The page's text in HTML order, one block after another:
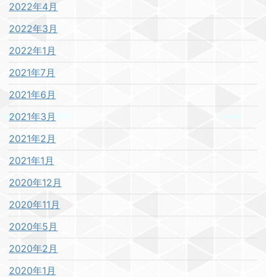
2022年4月
2022年3月
2022年1月
2021年7月
2021年6月
2021年3月
2021年2月
2021年1月
2020年12月
2020年11月
2020年5月
2020年2月
2020年1月